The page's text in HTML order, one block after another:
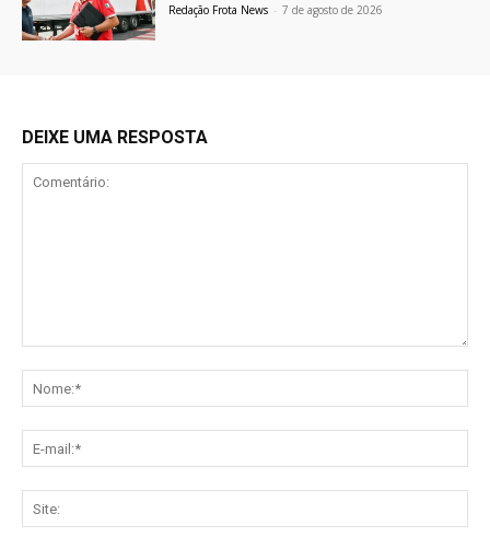
Redação Frota News - 7 de agosto de 2026
DEIXE UMA RESPOSTA